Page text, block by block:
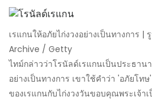
เรแกนให้อภัยไก่งวงอย่างเป็นทางการ
Archive / Getty
ไทม์กล่าวว่าโรนัลด์เรแกนเป็นประธาน
อย่างเป็นทางการ เขาใช้คำว่า 'อภัยโท
ของเรแกนกับไก่งวงวันขอบคุณพระเจ้า